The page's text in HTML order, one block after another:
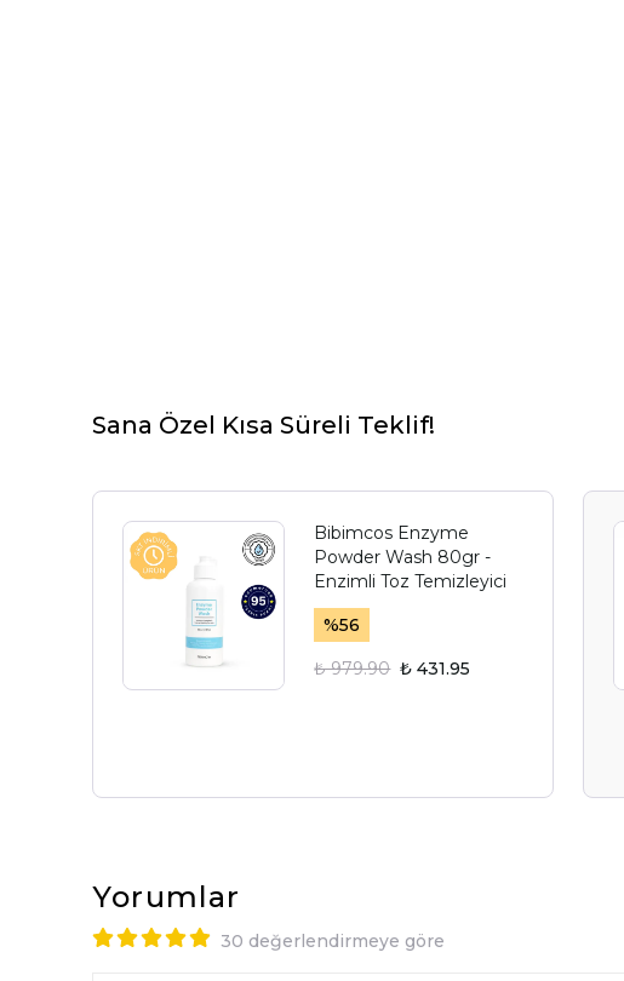
Sana Özel Kısa Süreli Teklif!
Bibimcos Enzyme
Powder Wash 80gr -
Enzimli Toz Temizleyici
%56
₺ 979.90 ₺ 431.95
Yorumlar
30 değerlendirmeye göre